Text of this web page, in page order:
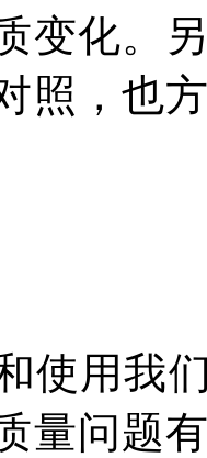
变化。
照，也
使用我
量问题